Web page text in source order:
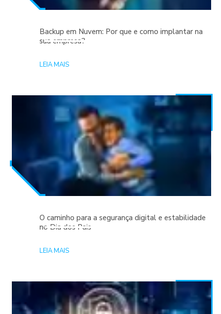
Backup em Nuvem: Por que e como implantar na
sua empresa?
LEIA MAIS
O caminho para a segurança digital e estabilidade
no Dia dos Pais
LEIA MAIS